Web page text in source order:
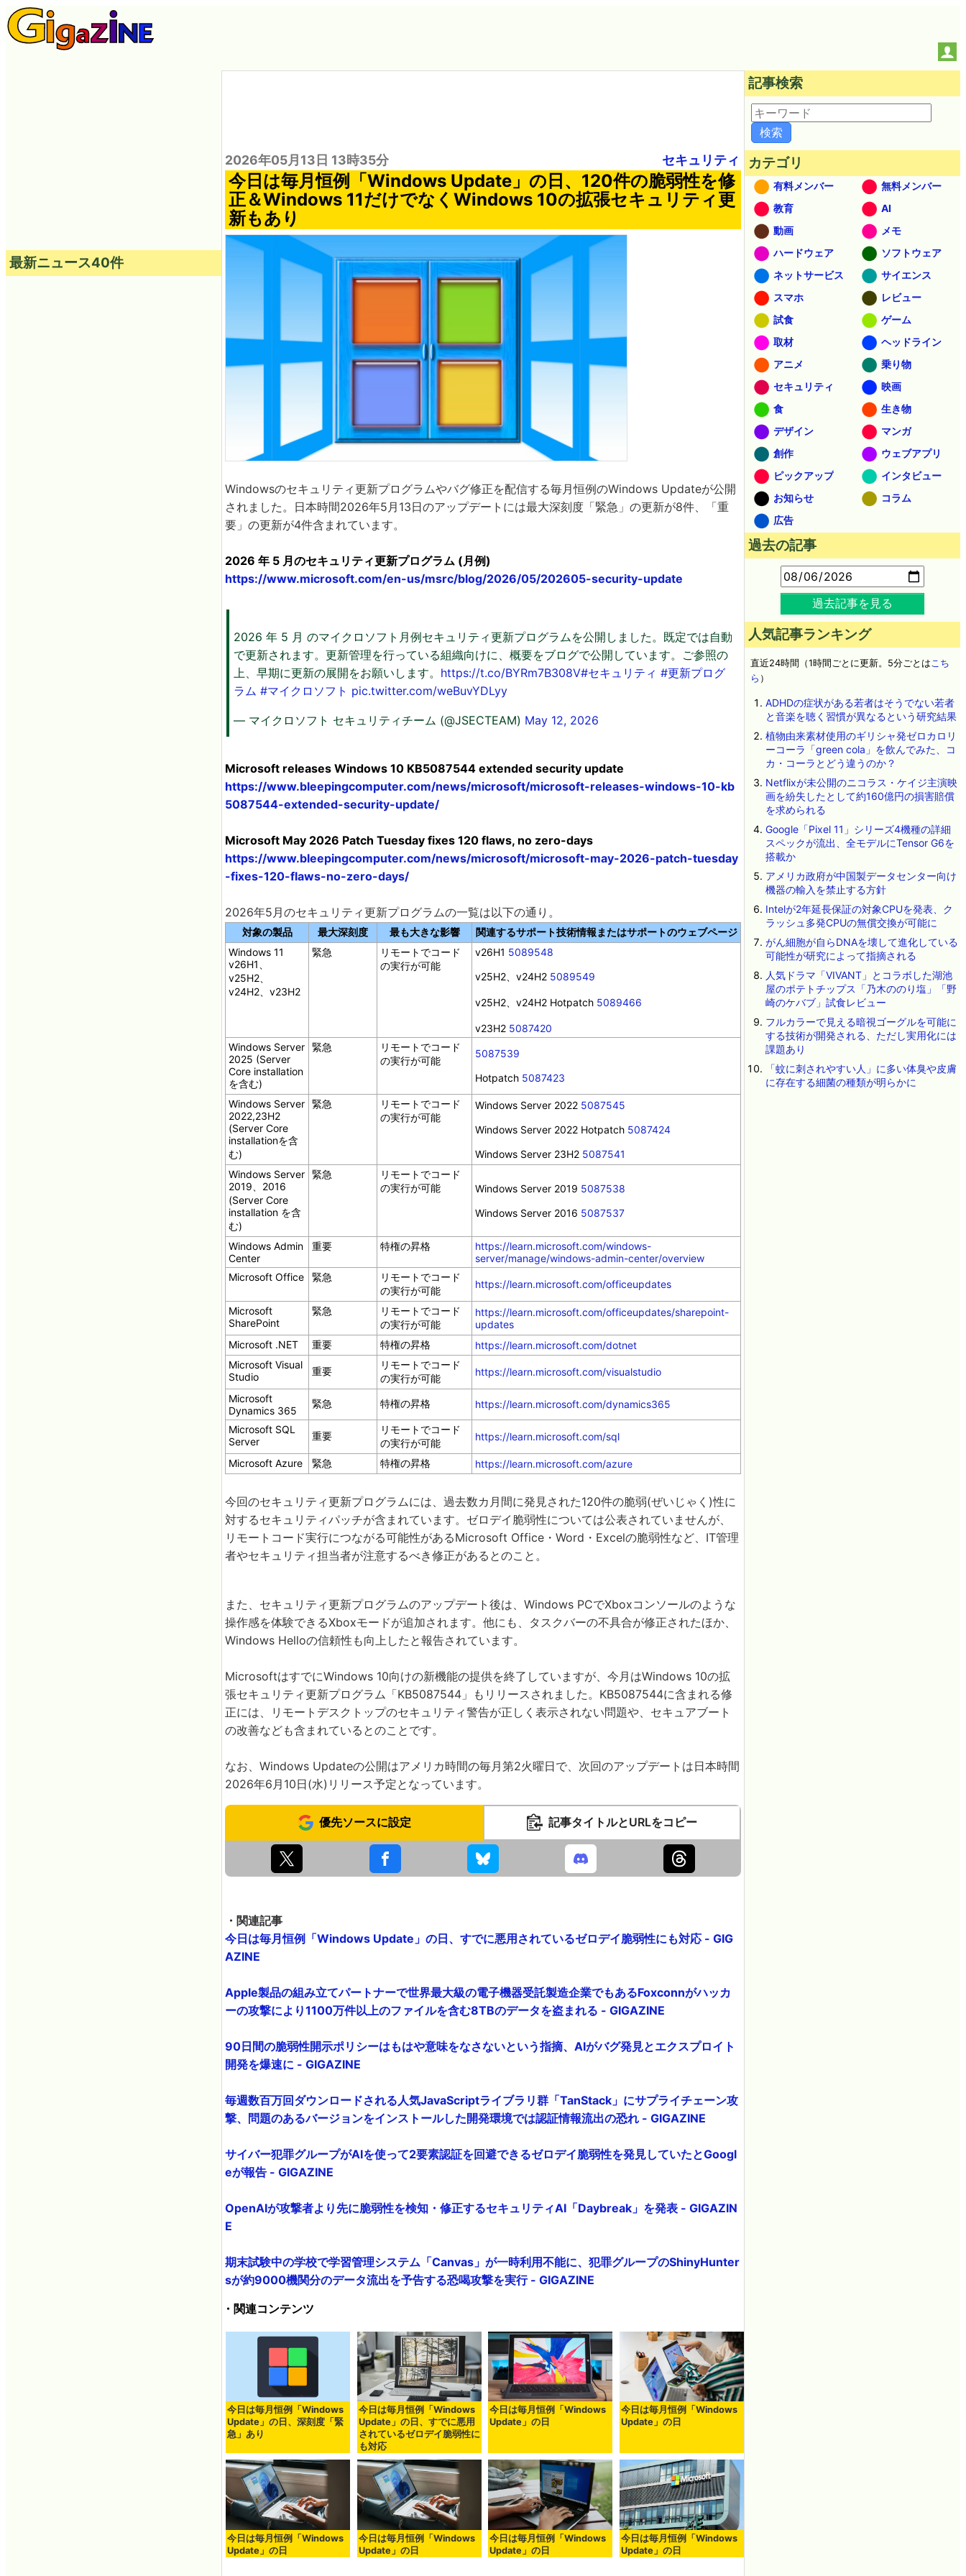
2026年05月13日 13時35分 セキュリティ
今日は毎月恒例「Windows Update」の日、120件の脆弱性を修
正＆Windows 11だけでなくWindows 10の拡張セキュリティ更
新もあり
Windowsのセキュリティ更新プログラムやバグ修正を配信する毎月恒例のWindows Updateが公開
されました。日本時間2026年5月13日のアップデートには最大深刻度「緊急」の更新が8件、「重
要」の更新が4件含まれています。
2026 年 5 月のセキュリティ更新プログラム (月例)
https://www.microsoft.com/en-us/msrc/blog/2026/05/202605-security-update
2026 年 5 月 のマイクロソフト月例セキュリティ更新プログラムを公開しました。既定では自動
で更新されます。更新管理を行っている組織向けに、概要をブログで公開しています。ご参照の
上、早期に更新の展開をお願いします。 https://t.co/BYRm7B308V#セキュリティ #更新プログ
ラム #マイクロソフト pic.twitter.com/weBuvYDLyy
— マイクロソフト セキュリティチーム (@JSECTEAM) May 12, 2026
Microsoft releases Windows 10 KB5087544 extended security update
https://www.bleepingcomputer.com/news/microsoft/microsoft-releases-windows-10-kb
5087544-extended-security-update/
Microsoft May 2026 Patch Tuesday fixes 120 flaws, no zero-days
https://www.bleepingcomputer.com/news/microsoft/microsoft-may-2026-patch-tuesday
-fixes-120-flaws-no-zero-days/
2026年5月のセキュリティ更新プログラムの一覧は以下の通り。
対象の製品 最大深刻度 最も大きな影響
関連するサポート技術情報またはサポートのウェブページ
Windows 11
v26H1、
v25H2、
v24H2、v23H2
緊急
リモートでコード
の実行が可能
v26H1 5089548
v25H2、v24H2 5089549
v25H2、v24H2 Hotpatch 5089466
v23H2 5087420
Windows Server
2025 (Server
Core installation
を含む)
緊急
リモートでコード
の実行が可能
5087539
Hotpatch 5087423
Windows Server
2022,23H2
(Server Core
installationを含
む)
緊急
リモートでコード
の実行が可能
Windows Server 2022 5087545
Windows Server 2022 Hotpatch 5087424
Windows Server 23H2 5087541
Windows Server
2019、2016
(Server Core
installation を含
む)
緊急
リモートでコード
の実行が可能
Windows Server 2019 5087538
Windows Server 2016 5087537
Windows Admin
Center
重要 特権の昇格
https://learn.microsoft.com/windows-
server/manage/windows-admin-center/overview
Microsoft Office
緊急
リモートでコード
の実行が可能
https://learn.microsoft.com/officeupdates
Microsoft
SharePoint
緊急
リモートでコード
の実行が可能
https://learn.microsoft.com/officeupdates/sharepoint-
updates
Microsoft .NET
重要 特権の昇格
https://learn.microsoft.com/dotnet
Microsoft Visual
Studio
重要
リモートでコード
の実行が可能
https://learn.microsoft.com/visualstudio
Microsoft
Dynamics 365
緊急 特権の昇格 https://learn.microsoft.com/dynamics365
Microsoft SQL
Server
重要
リモートでコード
の実行が可能
https://learn.microsoft.com/sql
Microsoft Azure 緊急 特権の昇格 https://learn.microsoft.com/azure
今回のセキュリティ更新プログラムには、過去数カ月間に発見された120件の脆弱(ぜいじゃく)性に
対するセキュリティパッチが含まれています。ゼロデイ脆弱性については公表されていませんが、
リモートコード実行につながる可能性があるMicrosoft Office・Word・Excelの脆弱性など、IT管理
者やセキュリティ担当者が注意するべき修正があるとのこと。
また、セキュリティ更新プログラムのアップデート後は、Windows PCでXboxコンソールのような
操作感を体験できるXboxモードが追加されます。他にも、タスクバーの不具合が修正されたほか、
Windows Helloの信頼性も向上したと報告されています。
MicrosoftはすでにWindows 10向けの新機能の提供を終了していますが、今月はWindows 10の拡
張セキュリティ更新プログラム「KB5087544」もリリースされました。KB5087544に含まれる修
正には、リモートデスクトップのセキュリティ警告が正しく表示されない問題や、セキュアブート
の改善なども含まれているとのことです。
なお、Windows Updateの公開はアメリカ時間の毎月第2火曜日で、次回のアップデートは日本時間
2026年6月10日(水)リリース予定となっています。
優先ソースに設定 記事タイトルとURLをコピー
・関連記事
今日は毎月恒例「Windows Update」の日、すでに悪用されているゼロデイ脆弱性にも対応 - GIG
AZINE
Apple製品の組み立てパートナーで世界最大級の電子機器受託製造企業でもあるFoxconnがハッカ
ーの攻撃により1100万件以上のファイルを含む8TBのデータを盗まれる - GIGAZINE
90日間の脆弱性開示ポリシーはもはや意味をなさないという指摘、AIがバグ発見とエクスプロイト
開発を爆速に - GIGAZINE
毎週数百万回ダウンロードされる人気JavaScriptライブラリ群「TanStack」にサプライチェーン攻
撃、問題のあるバージョンをインストールした開発環境では認証情報流出の恐れ - GIGAZINE
サイバー犯罪グループがAIを使って2要素認証を回避できるゼロデイ脆弱性を発見していたとGoogl
eが報告 - GIGAZINE
OpenAIが攻撃者より先に脆弱性を検知・修正するセキュリティAI「Daybreak」を発表 - GIGAZIN
E
期末試験中の学校で学習管理システム「Canvas」が一時利用不能に、犯罪グループのShinyHunter
sが約9000機関分のデータ流出を予告する恐喝攻撃を実行 - GIGAZINE
・関連コンテンツ
今日は毎月恒例「Windows
Update」の日、深刻度「緊
急」あり
今日は毎月恒例「Windows
Update」の日、すでに悪用
されているゼロデイ脆弱性に
も対応
今日は毎月恒例「Windows
Update」の日
今日は毎月恒例「Windows
Update」の日
今日は毎月恒例「Windows
Update」の日
今日は毎月恒例「Windows
Update」の日
今日は毎月恒例「Windows
Update」の日
今日は毎月恒例「Windows
Update」の日
最新ニュース40件
記事検索
カテゴリ
有料メンバー
無料メンバー
教育
AI
動画
メモ
ハードウェア
ソフトウェア
ネットサービス
サイエンス
スマホ
レビュー
試食
ゲーム
取材
ヘッドライン
アニメ
乗り物
セキュリティ
映画
食
生き物
デザイン
マンガ
創作
ウェブアプリ
ピックアップ
インタビュー
お知らせ
コラム
広告
過去の記事
過去記事を見る
人気記事ランキング
直近24時間（1時間ごとに更新。5分ごとはこち
ら ）
ADHDの症状がある若者はそうでない若者
と音楽を聴く習慣が異なるという研究結果
植物由来素材使用のギリシャ発ゼロカロリ
ーコーラ「green cola」を飲んでみた、コ
カ・コーラとどう違うのか？
Netflixが未公開のニコラス・ケイジ主演映
画を紛失したとして約160億円の損害賠償
を求められる
Google「Pixel 11」シリーズ4機種の詳細
スペックが流出、全モデルにTensor G6を
搭載か
アメリカ政府が中国製データセンター向け
機器の輸入を禁止する方針
Intelが2年延長保証の対象CPUを発表、ク
ラッシュ多発CPUの無償交換が可能に
がん細胞が自らDNAを壊して進化している
可能性が研究によって指摘される
人気ドラマ「VIVANT」とコラボした湖池
屋のポテトチップス「乃木ののり塩」「野
崎のケバブ」試食レビュー
フルカラーで見える暗視ゴーグルを可能に
する技術が開発される、ただし実用化には
課題あり
「蚊に刺されやすい人」に多い体臭や皮膚
に存在する細菌の種類が明らかに